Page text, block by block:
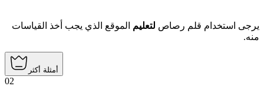
يرجى استخدام قلم رصاص لتعليم الموقع الذي يجب أخذ القياسات
منه.
أمثلة أكثر
02